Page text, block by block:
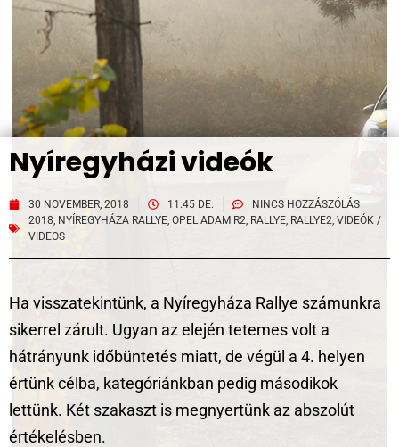
Nyíregyházi videók
30 NOVEMBER, 2018 11:45 DE.
NINCS HOZZÁSZÓLÁS
2018, NYÍREGYHÁZA RALLYE, OPEL ADAM R2, RALLYE, RALLYE2, VIDEÓK /
VIDEOS
Ha visszatekintünk, a Nyíregyháza Rallye számunkra
sikerrel zárult. Ugyan az elején tetemes volt a
hátrányunk időbüntetés miatt, de végül a 4. helyen
értünk célba, kategóriánkban pedig másodikok
lettünk. Két szakaszt is megnyertünk az abszolút
értékelésben.